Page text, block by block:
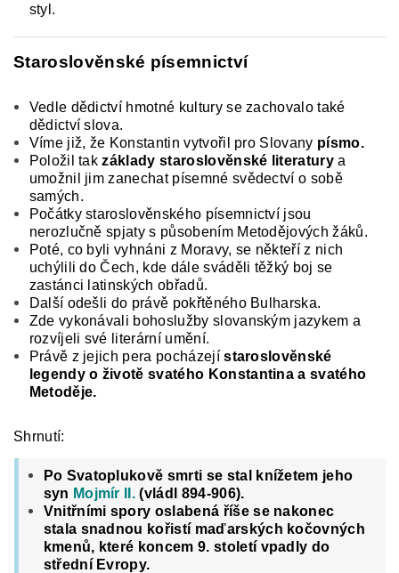
styl.
Staroslověnské písemnictví
Vedle dědictví hmotné kultury se zachovalo také
dědictví slova.
Víme již, že Konstantin vytvořil pro Slovany písmo.
Položil takzáklady staro­slověnské literaturya
umožnil jim zanechat písem­né svědectví o sobě
samých.
Počátky staroslověn­ského písemnictví jsou
nerozlučně spjaty s působe­ním Metodějových žáků.
Poté, co byli vyhnáni z Moravy, se někteří z nich
uchýlili do Čech, kde dále sváděli těžký boj se
zastánci latinských obřa­dů.
Další odešli do právě pokřtěného Bulharska.
Zde vykonávali bohoslužby slovanským jazykem a
rozvíjeli své literární umění.
Právě z jejich pera pocházejístaroslověnské
legendy o životě svatého Konstantina a svatého
Metoděje.
Shrnutí:
Po Svatoplukově smrti se stal knížetem jeho
syn Mojmír II. (vládl 894-906).
Vnitřními spory oslabená říše se nakonec
stala snadnou kořistí maďarských kočovných
kmenů, které koncem 9. století vpadly do
střední Evropy.